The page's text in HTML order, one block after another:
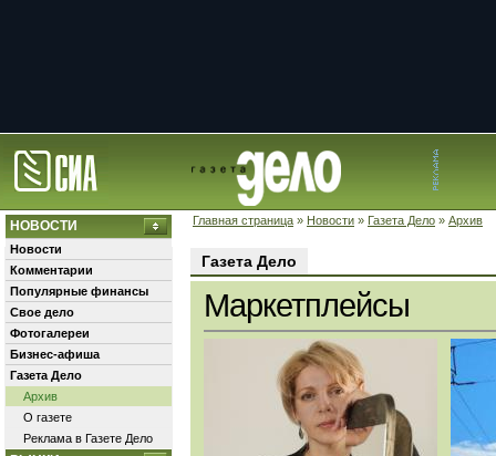
Главная страница » Новости » Газета Дело » Архив
НОВОСТИ
Новости
Комментарии
Популярные финансы
Свое дело
Фотогалереи
Бизнес-афиша
Газета Дело
Архив
О газете
Реклама в Газете Дело
Газета Дело
Маркетплейсы